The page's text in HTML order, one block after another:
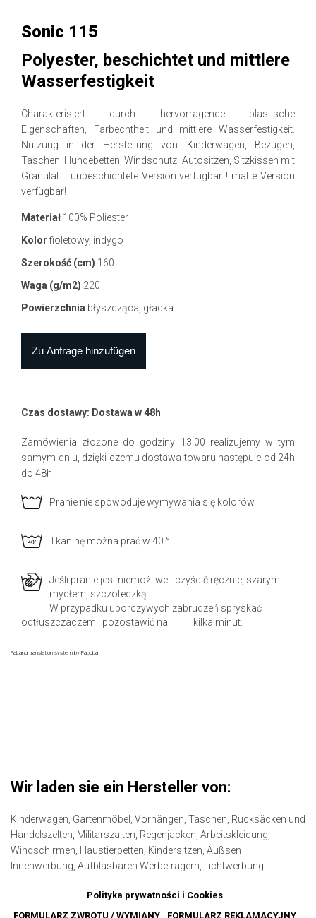
Sonic 115
Polyester, beschichtet und mittlere
Wasserfestigkeit
Charakterisiert durch hervorragende plastische
Eigenschaften, Farbechtheit und mittlere Wasserfestigkeit.
Nutzung in der Herstellung von: Kinderwagen, Bezügen,
Taschen, Hundebetten, Windschutz, Autositzen, Sitzkissen mit
Granulat. ! unbeschichtete Version verfügbar ! matte Version
verfügbar!
Materiał 100% Poliester
Kolor fioletowy, indygo
Szerokość (cm) 160
Waga (g/m2) 220
Powierzchnia błyszcząca, gładka
Czas dostawy: Dostawa w 48h
Zamówienia złożone do godziny 13.00 realizujemy w tym
samym dniu, dzięki czemu dostawa towaru następuje od 24h
do 48h
Pranie nie spowoduje wymywania się kolorów
Tkaninę można prać w 40 °
Jeśli pranie jest niemożliwe - czyścić ręcznie, szarym
mydłem, szczoteczką.
W przypadku uporczywych zabrudzeń spryskać
odtłuszczaczem i pozostawić na kilka minut.
FaLang translation system by Faboba
Wir laden sie ein Hersteller von:
Kinderwagen, Gartenmöbel, Vorhängen, Taschen, Rucksäcken und
Handelszelten, Militarszälten, Regenjacken, Arbeitskleidung,
Windschirmen, Haustierbetten, Kindersitzen, Außsen
Innenwerbung, Aufblasbaren Werbeträgern, Lichtwerbung
Polityka prywatności i Cookies
FORMULARZ ZWROTU / WYMIANY
FORMULARZ REKLAMACYJNY